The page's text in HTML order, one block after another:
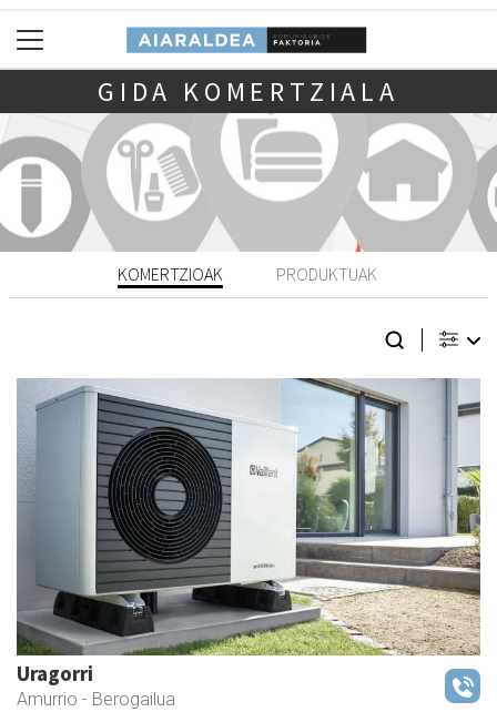
GIDA KOMERTZIALA
KOMERTZIOAK PRODUKTUAK
Uragorri
Amurrio - Berogailua